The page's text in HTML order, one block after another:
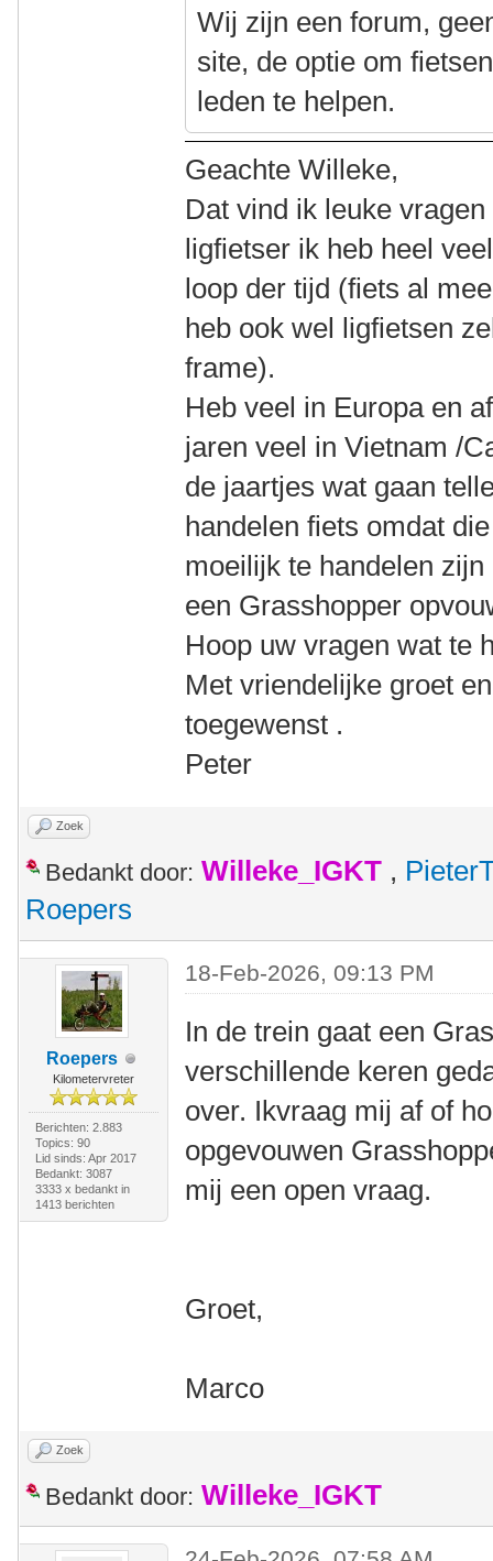
Wij zijn een forum,
site, de optie om
leden te helpen.
Geachte Willeke,
Dat vind ik leuke
ligfietser ik heb heel
loop der tijd (fiets al
heb ook wel ligfietsen
frame).
Heb veel in Europa en
jaren veel in Vietnam /
de jaartjes wat gaan
handelen fiets omdat
moeilijk te handelen
een Grasshopper
Hoop uw vragen wat te
Met vriendelijke groet
toegewenst .
Peter
Zoek
Bedankt door: Willeke_IGKT ,
Roepers
Roepers
Kilometervreter
Berichten: 2.883
Topics: 90
Lid sinds: Apr 2017
Bedankt: 3087
3333 x bedankt in
1413 berichten
18-Feb-2026, 09:13 PM
In de trein gaat een
verschillende keren
over. Ikvraag mij af of
opgevouwen
mij een open vraag.
Groet,
Marco
Zoek
Bedankt door: Willeke_IGKT